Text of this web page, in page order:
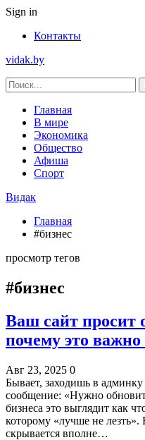
Sign in
Контакты
vidak.by
Главная
В мире
Экономика
Общество
Афиша
Спорт
Видак
Главная
#бизнес
просмотр тегов
#бизнес
Ваш сайт просит
почему это важно
Авг 23, 2025 0
Бывает, заходишь в
сообщение: «Нужно
бизнеса это выглядит как
которому «лучше не лезть».
скрывается вполне…